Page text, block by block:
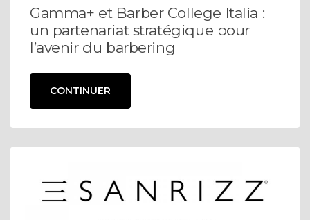
Gamma+ et Barber College Italia :
un partenariat stratégique pour
l’avenir du barbering
CONTINUER